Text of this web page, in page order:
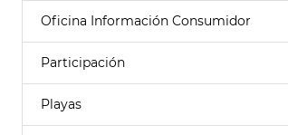
Oficina Información Consumidor
Participación
Playas